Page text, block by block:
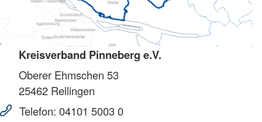
Kreisverband Pinneberg e.V.
Oberer Ehmschen 53
25462 Rellingen
Telefon: 04101 5003 0